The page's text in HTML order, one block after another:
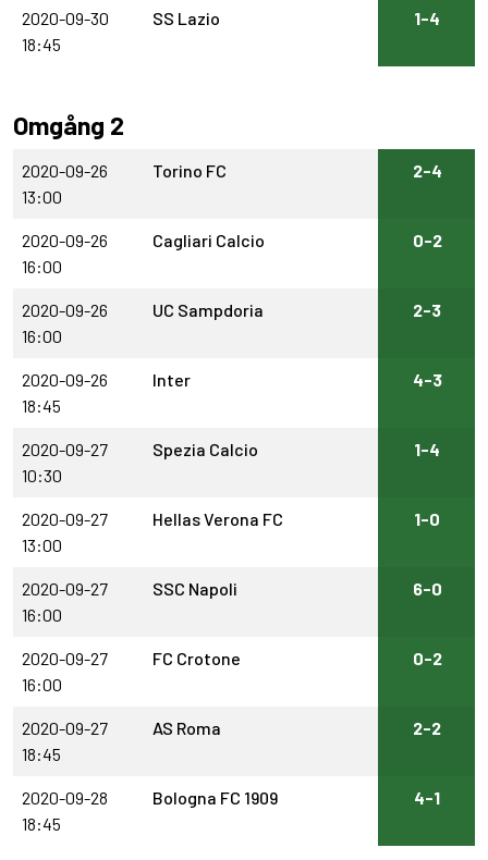
2020-09-30
18:45
SS Lazio 1-4
Omgång 2
2020-09-26
13:00
Torino FC 2-4
2020-09-26
16:00
Cagliari Calcio 0-2
2020-09-26
16:00
UC Sampdoria 2-3
2020-09-26
18:45
Inter 4-3
2020-09-27
10:30
Spezia Calcio 1-4
2020-09-27
13:00
Hellas Verona FC 1-0
2020-09-27
16:00
SSC Napoli 6-0
2020-09-27
16:00
FC Crotone 0-2
2020-09-27
18:45
AS Roma 2-2
2020-09-28
18:45
Bologna FC 1909 4-1